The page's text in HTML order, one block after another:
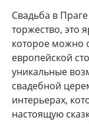
Свадьба в
торжество, это
которое можно
европейской
уникальные
свадебной
интерьерах,
настоящую